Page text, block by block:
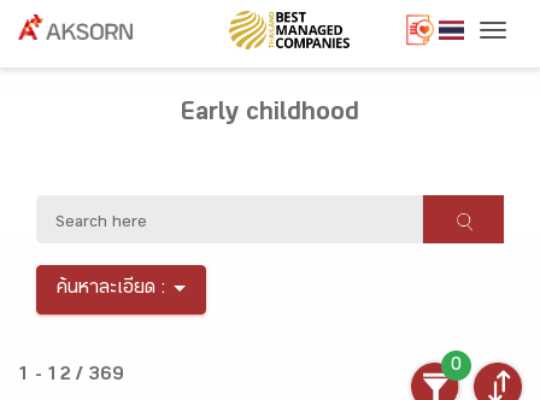
Early childhood
ค้นหาละเอียด :
1 - 12 / 369
0